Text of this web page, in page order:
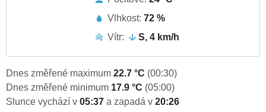
Vlhkost: 72 %
Vítr:
S, 4 km/h
Dnes změřené maximum 22.7 °C (00:30)
Dnes změřené minimum 17.9 °C (05:00)
Slunce vychází v 05:37 a zapadá v 20:26